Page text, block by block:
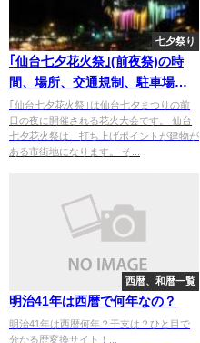
七夕祭り
｢仙台七夕花火祭｣(前夜祭)の時
間、場所、交通規制、駐車場、
穴場スポット、ホテルを調べて
みた。
｢仙台七夕花火祭｣は仙台七夕まつりの前
日の夜に開催される花火大会です。 仙台
七夕花火祭は、打ち上げポイントが建物が
ある市街地になります。 そ...
西暦、和暦一覧
明治41年は西暦で何年なの？
明治41年は西暦何年？干支は？ひと目で
分かる歴変換サイト！...